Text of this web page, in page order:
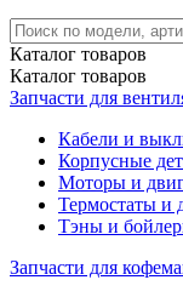
Каталог товаров
Каталог товаров
Запчасти для
Кабели и
Корпусные
Моторы и
Термостаты и
Тэны и
Запчасти для